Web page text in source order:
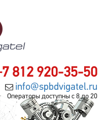
812 920-35-50
info@spbdvigatel.ru
Операторы доступны с 8 до 20